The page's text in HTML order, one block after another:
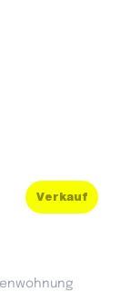
Verkauf